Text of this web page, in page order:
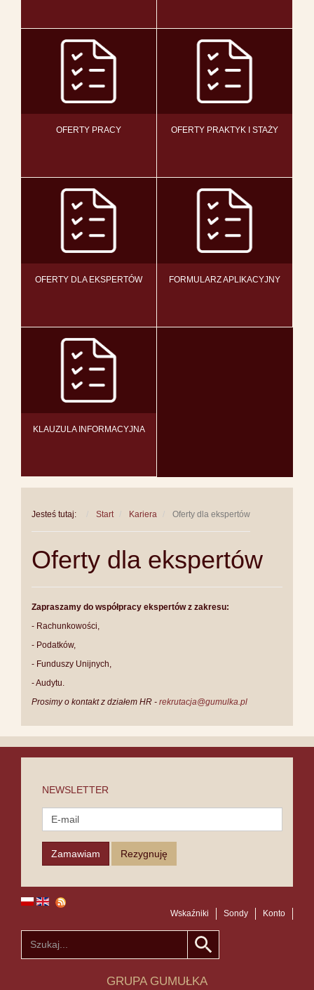
OFERTY PRACY OFERTY PRAKTYK I STAŻY
OFERTY DLA EKSPERTÓW FORMULARZ APLIKACYJNY
KLAUZULA INFORMACYJNA
Jesteś tutaj: Start Kariera Oferty dla ekspertów
Oferty dla ekspertów
Zapraszamy do współpracy ekspertów z zakresu:
- Rachunkowości,
- Podatków,
- Funduszy Unijnych,
- Audytu.
Prosimy o kontakt z działem HR - rekrutacja@gumulka.pl
NEWSLETTER
Wskaźniki Sondy Konto
GRUPA GUMUŁKA